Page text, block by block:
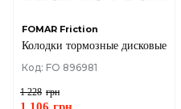
FOMAR Friction
Колодки тормозные дисковые
Код: FO 896981
1 228 грн
1 106 грн